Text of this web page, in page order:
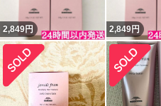
2,849円 2,849円